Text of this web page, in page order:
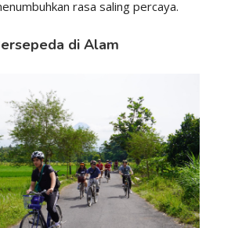
rasa saling percaya.
di Alam